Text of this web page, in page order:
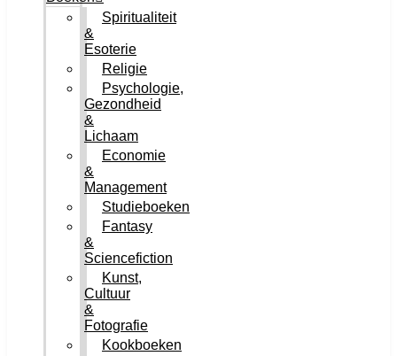
Spiritualiteit
&
Esoterie
Religie
Psychologie,
Gezondheid
&
Lichaam
Economie
&
Management
Studieboeken
Fantasy
&
Sciencefiction
Kunst,
Cultuur
&
Fotografie
Kookboeken